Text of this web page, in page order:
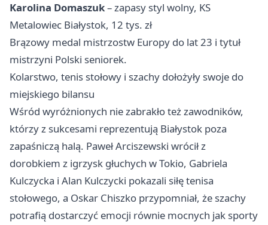
Karolina Domaszuk– zapasy styl wolny, KS
Metalowiec Białystok, 12 tys. zł
Brązowy medal mistrzostw Europy do lat 23 i tytuł
mistrzyni Polski seniorek.
Kolarstwo, tenis stołowy i szachy dołożyły swoje do
miejskiego bilansu
Wśród wyróżnionych nie zabrakło też zawodników,
którzy z sukcesami reprezentują Białystok poza
zapaśniczą halą. Paweł Arciszewski wrócił z
dorobkiem z igrzysk głuchych w Tokio, Gabriela
Kulczycka i Alan Kulczycki pokazali siłę tenisa
stołowego, a Oskar Chiszko przypomniał, że szachy
potrafią dostarczyć emocji równie mocnych jak sporty